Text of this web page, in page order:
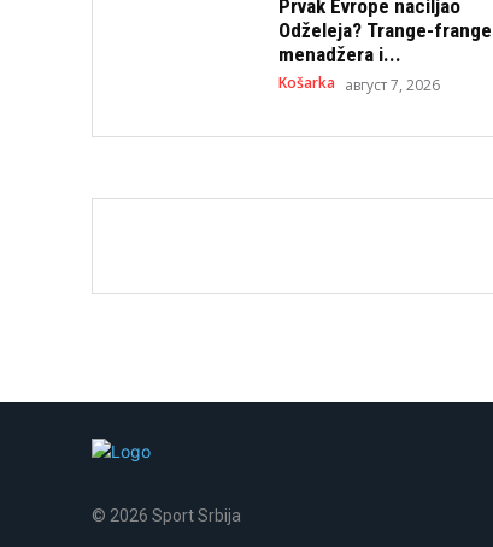
Prvak Evrope naciljao
Odželeja? Trange-frange
menadžera i...
Košarka август 7, 2026
© 2026 Sport Srbija